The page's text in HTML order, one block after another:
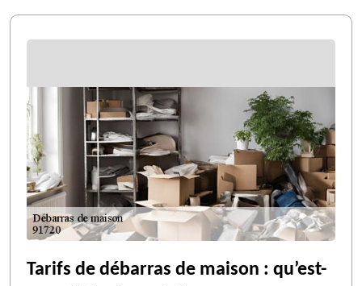
Tarifs de débarras de maison : qu’est-